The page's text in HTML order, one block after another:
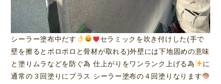
シーラー塗布中だす
セラミックを吹き付けした(手で
壁を擦るとポロポロと骨材が取れる)外壁には下地固めの意味
と塗りムラなどを防ぐ為 仕上がりをワンランク上げる為
に
通常の３回塗りにプラス シーラー塗布の４回塗りなります